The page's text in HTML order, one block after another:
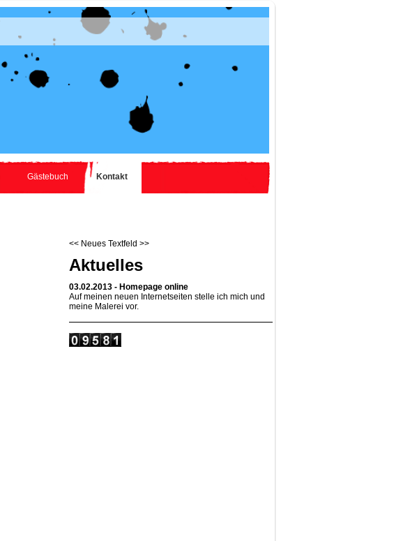
Gästebuch Kontakt
<< Neues Textfeld >>
Aktuelles
03.02.2013 - Homepage online
Auf meinen neuen Internetseiten stelle ich mich und
meine Malerei vor.